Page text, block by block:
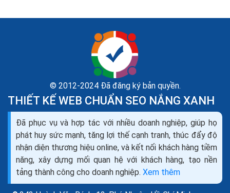
Bing ra đơn
SEO content hiểu đơn giản là phương pháp SEO dưạ
trên nội dung chất lượng là chính. Các yếu tố quan
trọng nhất giúp làm SEO thành công là: Nội dung,
Onpage, Backlink, Traffic.
© 2012-2024 Đã đăng ký bản quyền.
THIẾT KẾ WEB CHUẨN SEO NẮNG XANH
Đã phục vụ và hợp tác với nhiều doanh nghiệp, giúp họ
phát huy sức mạnh, tăng lợi thế cạnh tranh, thúc đẩy độ
nhận diện thương hiệu online, và kết nối khách hàng tiềm
năng, xây dựng mối quan hệ với khách hàng, tạo nền
tảng thành công cho doanh nghiệp. Xem thêm